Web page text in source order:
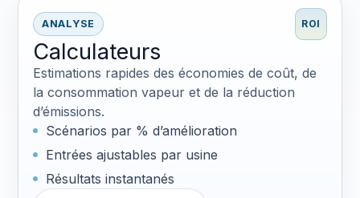
ANALYSE ROI
Calculateurs
Estimations rapides des économies de coût, de
la consommation vapeur et de la réduction
d’émissions.
Scénarios par % d’amélioration
Entrées ajustables par usine
Résultats instantanés